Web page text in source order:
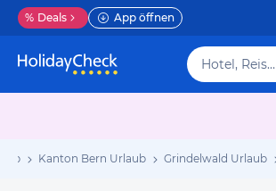
% Deals App öffnen
Hotel, Reiseziel
Kanton Bern Urlaub Grindelwald Urlaub